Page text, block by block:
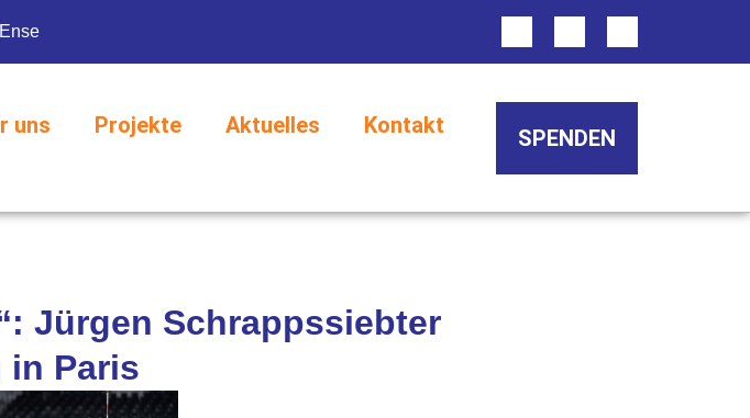
uns Projekte Aktuelles Kontakt SPENDEN
Jürgen Schrappssiebter
in Paris